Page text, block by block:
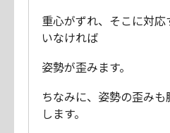
重心がずれ、そこに対応
いなければ
姿勢が歪みます。
ちなみに、姿勢の歪み
します。